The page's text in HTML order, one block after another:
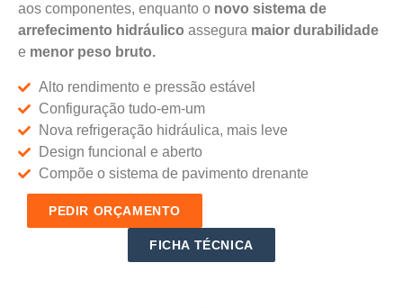
aos componentes, enquanto o novo sistema de
arrefecimento hidráulico assegura maior durabilidade
e menor peso bruto.
Alto rendimento e pressão estável
Configuração tudo-em-um
Nova refrigeração hidráulica, mais leve
Design funcional e aberto
Compõe o sistema de pavimento drenante
PEDIR ORÇAMENTO
FICHA TÉCNICA